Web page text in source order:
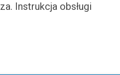
Instrukcja obsługi